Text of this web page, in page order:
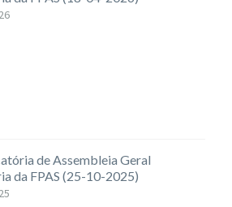
de Assembleia Geral
da FPAS (25-10-2025)